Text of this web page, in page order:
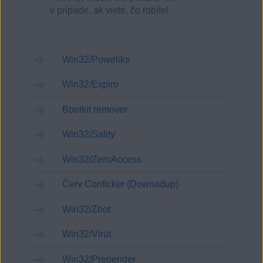
v prípade, ak viete, čo robíte!
Win32/Poweliks
Win32/Expiro
Bootkit remover
Win32/Sality
Win32/ZeroAccess
Červ Conficker (Downadup)
Win32/Zbot
Win32/Virut
Win32/Prepender